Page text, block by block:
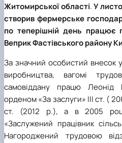
Житомирської області.У
створив фермерське
по теперішній день
Веприк Фастівського району
За значний особистий внесок
виробництва, вагомі
самовіддану працю Леонід
орденом «За заслуги» ІІІ ст. (
ст. (2012 р.), а в 2005
«Заслужений працівник
Нагороджений трудовою